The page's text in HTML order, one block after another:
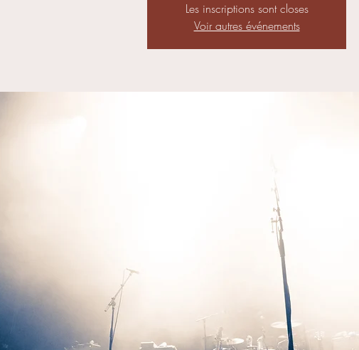
Les inscriptions sont closes
Voir autres événements